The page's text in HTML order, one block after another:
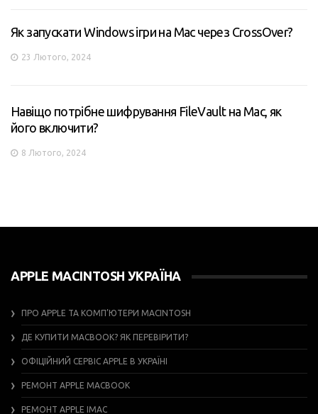
Як запускати Windows ігри на Mac через CrossOver?
23 Лютого, 2024
Навіщо потрібне шифрування FileVault на Mac, як
його включити?
8 Лютого, 2024
APPLE MACINTOSH УКРАЇНА
ПРО APPLE ТА КОМП’ЮТЕРИ MACINTOSH
ДЕ КУПИТИ MACBOOK? ЯК ПЕРЕВІРИТИ?
ОФІЦІЙНИЙ СЕРВІС APPLE В УКРАЇНІ
РЕМОНТ APPLE MACBOOK
РЕМОНТ APPLE IMAC